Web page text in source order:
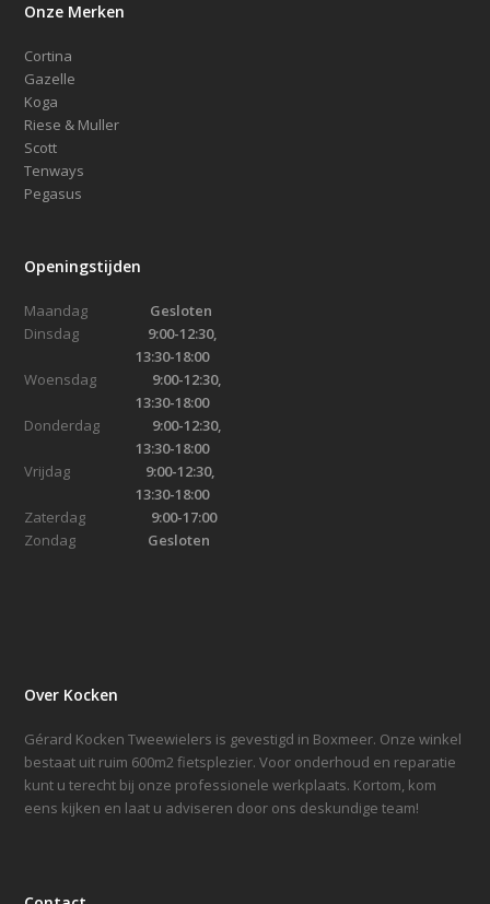
Onze Merken
Cortina
Gazelle
Koga
Riese & Muller
Scott
Tenways
Pegasus
Openingstijden
Maandag Gesloten
Dinsdag 9:00-12:30,
13:30-18:00
Woensdag
9:00-12:30,
13:30-18:00
Donderdag 9:00-12:30,
13:30-18:00
Vrijdag 9:00-12:30,
13:30-18:00
Zaterdag 9:00-17:00
Zondag Gesloten
Over Kocken
Gérard Kocken Tweewielers is gevestigd in Boxmeer. Onze winkel
bestaat uit ruim 600m2 fietsplezier. Voor onderhoud en reparatie
kunt u terecht bij onze professionele werkplaats. Kortom, kom
eens kijken en laat u adviseren door ons deskundige team!